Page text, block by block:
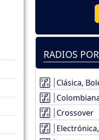
RADIOS
Clásica,
Crossover